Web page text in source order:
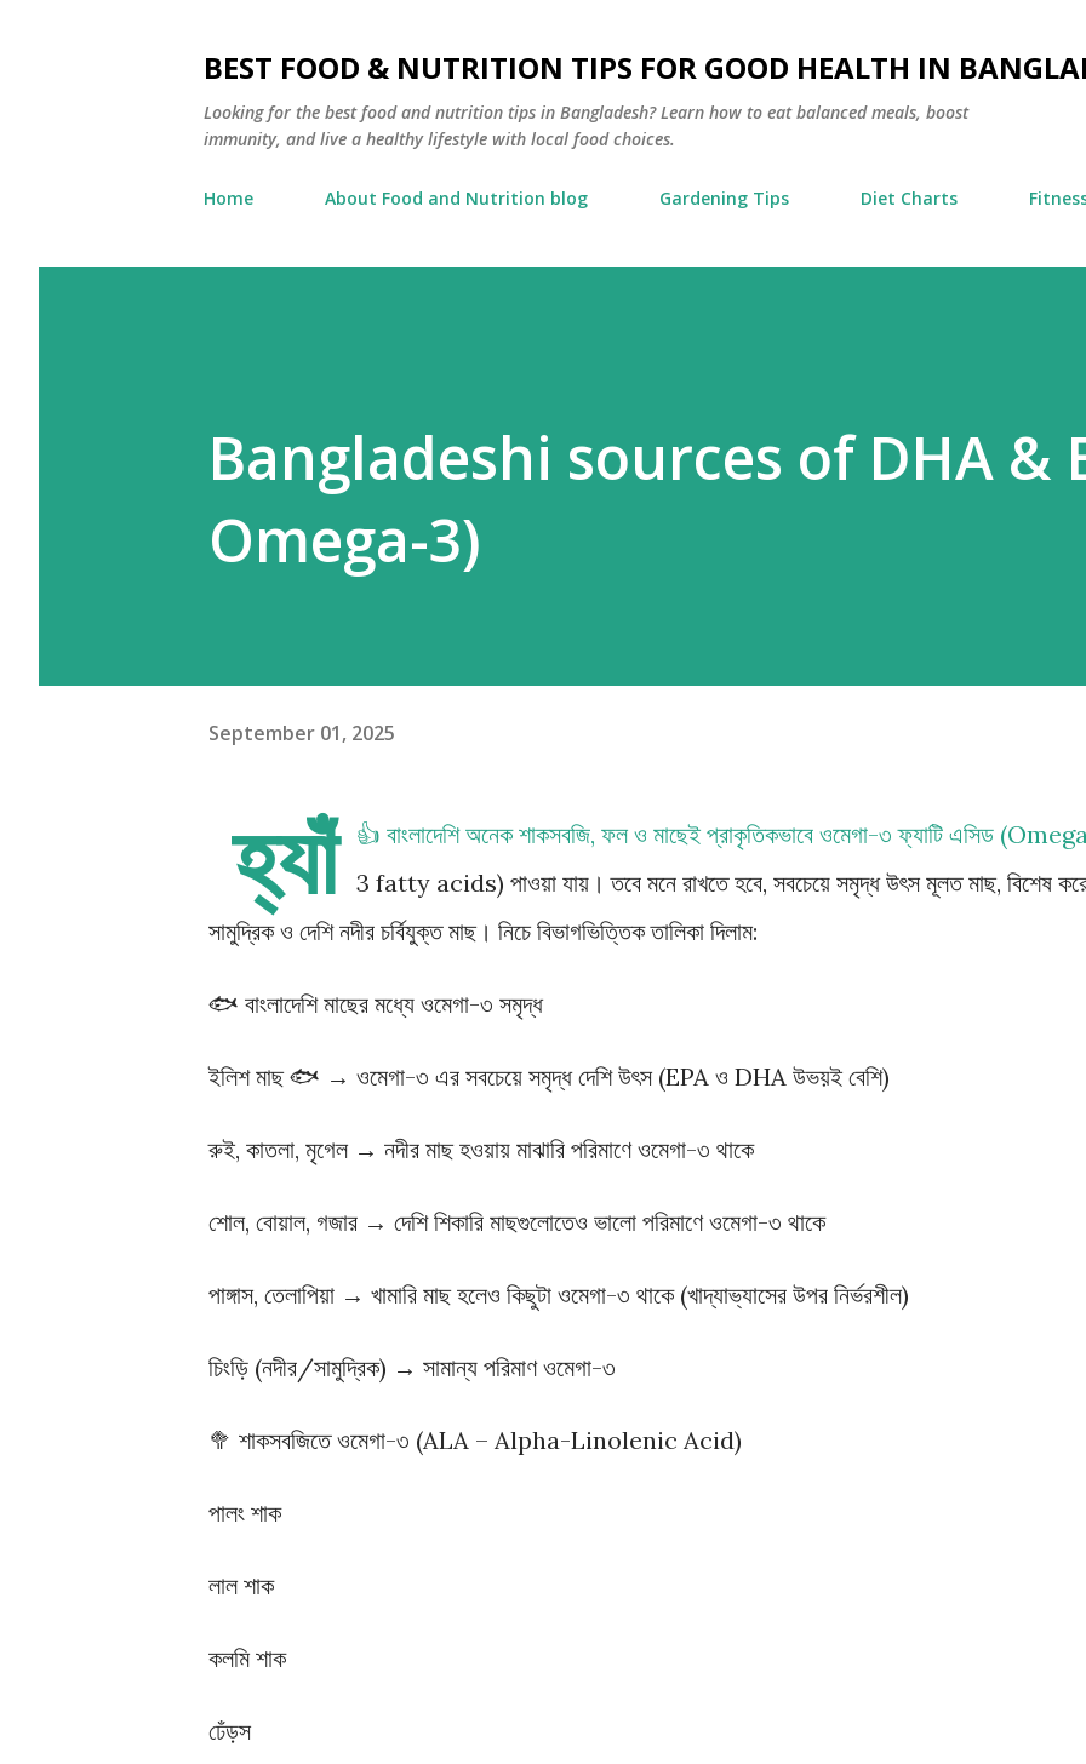
BEST FOOD & NUTRITION TIPS FOR GOOD HEALTH IN
Looking for the best food and nutrition tips in Bangladesh? Learn how to eat balanced meals, boost
immunity, and live a healthy lifestyle with local food choices.
Home About Food and Nutrition blog Gardening Tips Diet Charts
Bangladeshi sources of DHA &
Omega-3)
September 01, 2025
হ্যাঁ
👍 বাংলাদেশি অনেক শাকসবজি, ফল ও মাছেই প্রাকৃতিকভাবে ওমেগা-৩ ফ্যাটি এসিড
3 fatty acids) পাওয়া যায়। তবে মনে রাখতে হবে, সবচেয়ে সমৃদ্ধ উৎস মূলত মাছ, বিশেষ
সামুদ্রিক ও দেশি নদীর চর্বিযুক্ত মাছ। নিচে বিভাগভিত্তিক তালিকা দিলাম:
🐟 বাংলাদেশি মাছের মধ্যে ওমেগা-৩ সমৃদ্ধ
ইলিশ মাছ 🐟 → ওমেগা-৩ এর সবচেয়ে সমৃদ্ধ দেশি উৎস (EPA ও DHA উভয়ই বেশি)
রুই, কাতলা, মৃগেল → নদীর মাছ হওয়ায় মাঝারি পরিমাণে ওমেগা-৩ থাকে
শোল, বোয়াল, গজার → দেশি শিকারি মাছগুলোতেও ভালো পরিমাণে ওমেগা-৩ থাকে
পাঙ্গাস, তেলাপিয়া → খামারি মাছ হলেও কিছুটা ওমেগা-৩ থাকে (খাদ্যাভ্যাসের উপর নির্ভরশীল)
চিংড়ি (নদীর/সামুদ্রিক) → সামান্য পরিমাণ ওমেগা-৩
🥦 শাকসবজিতে ওমেগা-৩ (ALA – Alpha-Linolenic Acid)
পালং শাক
লাল শাক
কলমি শাক
ঢেঁড়স